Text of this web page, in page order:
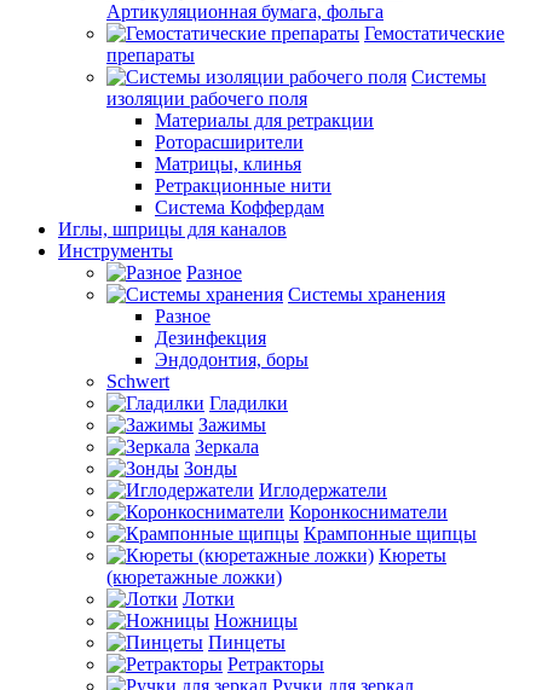
Артикуляционная бумага, фольга
Гемостатические
препараты
Системы
изоляции рабочего поля
Материалы для ретракции
Роторасширители
Матрицы, клинья
Ретракционные нити
Система Коффердам
Иглы, шприцы для каналов
Инструменты
Разное
Системы хранения
Разное
Дезинфекция
Эндодонтия, боры
Schwert
Гладилки
Зажимы
Зеркала
Зонды
Иглодержатели
Коронкосниматели
Крампонные щипцы
Кюреты
(кюретажные ложки)
Лотки
Ножницы
Пинцеты
Ретракторы
Ручки для зеркал